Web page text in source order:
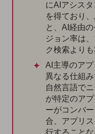
にAIアシス
を得ており
と、AI経由
ジョン率は
ク検索より
AI主導のア
異なる仕組
自然言語で
が特定のア
ーがコンバ
合、アプリ